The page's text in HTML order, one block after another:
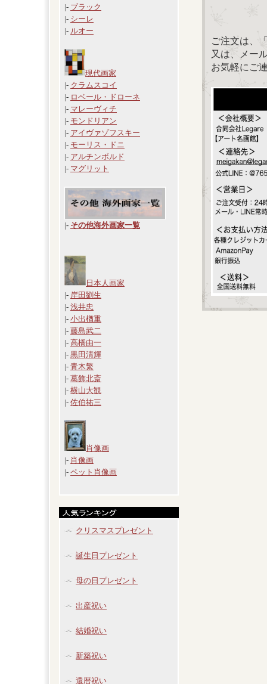
|- ブラック
|- シーレ
|- ルオー
現代画家
|- クラムスコイ
|- ロベール・ドローネ
|- マレーヴィチ
|- モンドリアン
|- アイヴァゾフスキー
|- モーリス・ドニ
|- アルチンボルド
|- マグリット
|- その他海外画家一覧
日本人画家
|- 岸田劉生
|- 浅井忠
|- 小出楢重
|- 藤島武二
|- 高橋由一
|- 黒田清輝
|- 青木繁
|- 葛飾北斎
|- 横山大観
|- 佐伯祐三
肖像画
|- 肖像画
|- ペット肖像画
クリスマスプレゼント
誕生日プレゼント
母の日プレゼント
出産祝い
結婚祝い
新築祝い
還暦祝い
ご注文は、
又は、メー
お気軽にご